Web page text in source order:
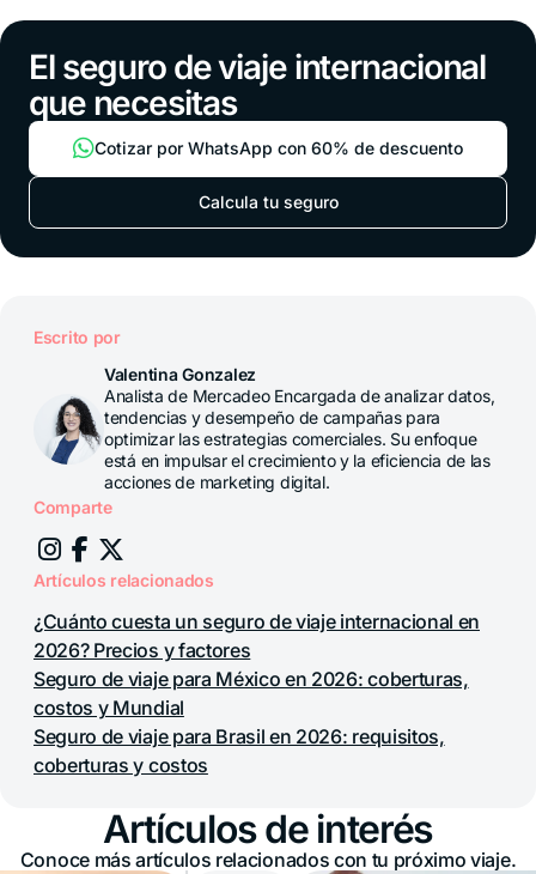
El seguro de viaje internacional
que necesitas
Cotizar por WhatsApp con 60% de descuento
Calcula tu seguro
Escrito por
Valentina Gonzalez
Analista de Mercadeo Encargada de analizar datos,
tendencias y desempeño de campañas para
optimizar las estrategias comerciales. Su enfoque
está en impulsar el crecimiento y la eficiencia de las
acciones de marketing digital.
Comparte
Artículos relacionados
¿Cuánto cuesta un seguro de viaje internacional en
2026? Precios y factores
Seguro de viaje para México en 2026: coberturas,
costos y Mundial
Seguro de viaje para Brasil en 2026: requisitos,
coberturas y costos
Artículos de interés
Conoce más artículos relacionados con tu próximo viaje.